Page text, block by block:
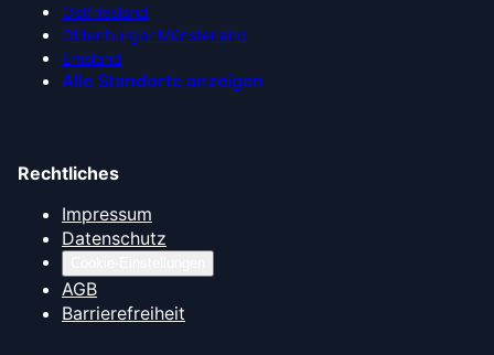
Ostfriesland
Oldenburger Münsterland
Emsland
Alle Standorte anzeigen
Rechtliches
Impressum
Datenschutz
AGB
Barrierefreiheit